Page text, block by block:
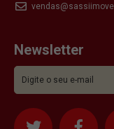
Newsletter